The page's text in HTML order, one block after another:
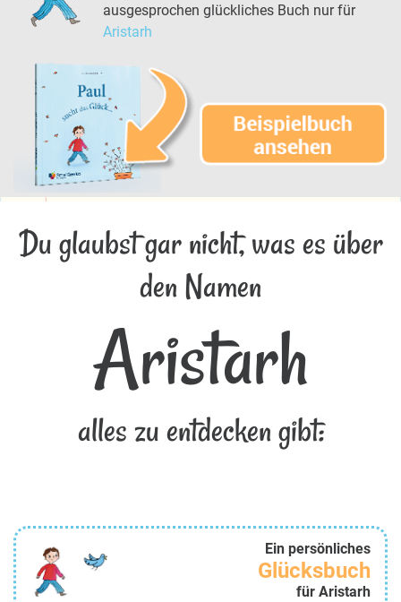
ausgesprochen glückliches Buch nur für
Aristarh
Du glaubst gar nicht, was es über
den Namen
Aristarh
alles zu entdecken gibt:
Ein persönliches
Glücksbuch
für Aristarh